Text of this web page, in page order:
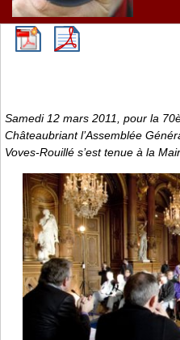
Samedi 12 mars 2011, pour la
Châteaubriant l’Assemblée
Voves-Rouillé s’est tenue à la